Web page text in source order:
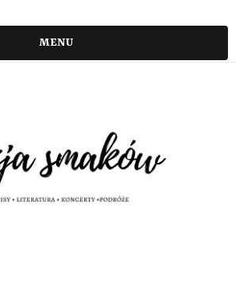
MENU